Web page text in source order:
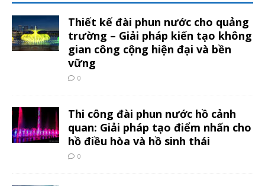
Thiết kế đài phun nước cho quảng
trường – Giải pháp kiến tạo không
gian công cộng hiện đại và bền
vững
0
Thi công đài phun nước hồ cảnh
quan: Giải pháp tạo điểm nhấn cho
hồ điều hòa và hồ sinh thái
0